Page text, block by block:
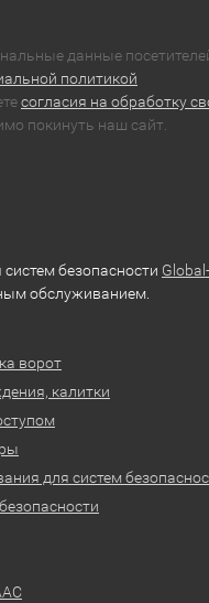
данные
политикой
согласия на обработку
покинуть наш сайт.
безопасности Global-
обслуживанием.
ворот
калитки
для систем